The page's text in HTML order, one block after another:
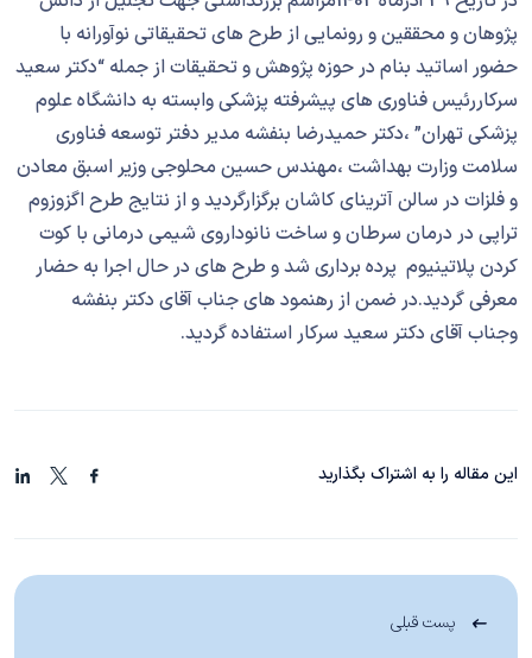
پژوهان و محققین و رونمایی از طرح های تحقیقاتی نوآورانه با
حضور اساتید بنام در حوزه پژوهش و تحقیقات از جمله “دکتر سعید
سرکاررئیس فناوری های پیشرفته پزشکی وابسته به دانشگاه علوم
پزشکی تهران” ،دکتر حمیدرضا بنفشه مدیر دفتر توسعه فناوری
سلامت وزارت بهداشت ،مهندس حسین محلوجی وزیر اسبق معادن
و فلزات در سالن آترینای کاشان برگزارگردید و از نتایج طرح اگزوزوم
تراپی در درمان سرطان و ساخت نانوداروی شیمی درمانی با کوت
کردن پلاتینیوم پرده برداری شد و طرح های در حال اجرا به حضار
معرفی گردید.در ضمن از رهنمود های جناب آقای دکتر بنفشه
وجناب آقای دکتر سعید سرکار استفاده گردید.
این مقاله را به اشتراک بگذارید
پست قبلی